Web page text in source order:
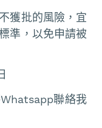
獲批的風險，宜
準，以免申請被
聯絡我